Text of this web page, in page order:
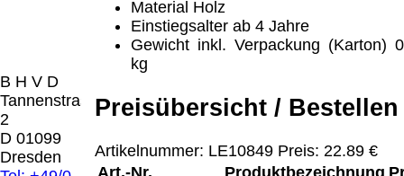
B H V D
Tannenstrasse
2
D 01099
Dresden
Material Holz
Einstiegsalter ab 4 Jahre
Gewicht inkl. Verpackung (Karton)
kg
Preisübersicht / Bestellen
Artikelnummer: LE10849 Preis: 22.89 €
vom Büro oder
Ausstellungen:
0.00 €
Rechnung /
Lieferschein. Sie
erhalten also
Die in diesem Dokument genannten
Warenzeichen sind Eigentum der jeweiligen
Firmen. Preisänderungen, Irrtümer und
2026
Wir